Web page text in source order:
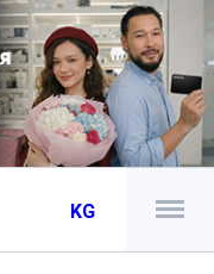
KG